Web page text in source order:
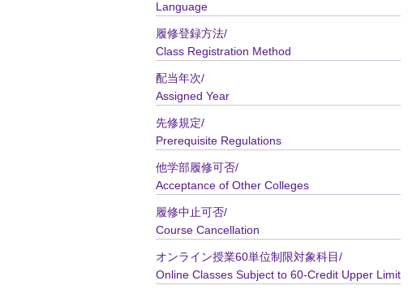
Language
履修登録方法/
Class Registration Method
配当年次/
Assigned Year
先修規定/
Prerequisite Regulations
他学部履修可否/
Acceptance of Other Colleges
履修中止可否/
Course Cancellation
オンライン授業60単位制限対象科目/
Online Classes Subject to 60-Credit Upper Limit